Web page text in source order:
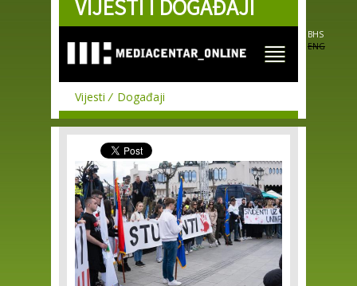
Skip to
main
VIJESTI I DOGAĐAJI
BHS
ENG
Vijesti Događaji